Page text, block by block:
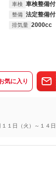
車検 車検整備付
整備 法定整備付
排気量 2000cc
気に入り
１日（火）～１４日